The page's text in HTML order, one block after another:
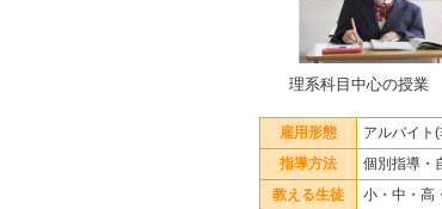
理系科目中心の授業
雇用形態 アルバイト
指導方法 個別指導・
教える生徒 小・中・高